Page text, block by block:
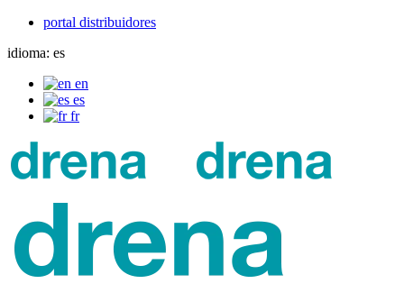
portal distribuidores
idioma: es
en
es
fr